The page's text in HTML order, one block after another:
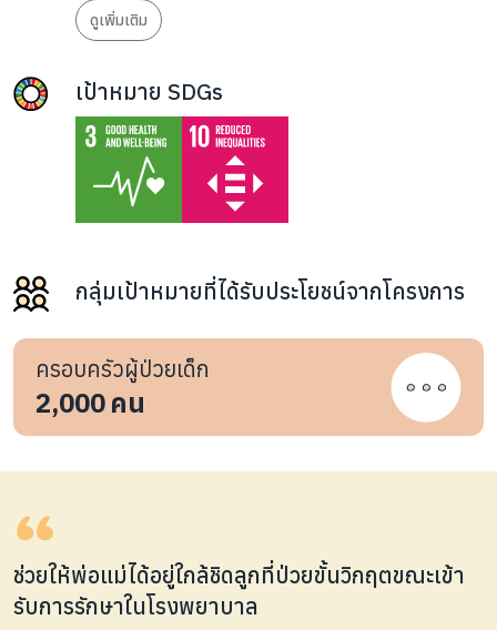
ดูเพิ่มเติม
เป้าหมาย SDGs
กลุ่มเป้าหมายที่ได้รับประโยชน์จากโครงการ
ครอบครัวผู้ป่วยเด็ก
2,000คน
ช่วยให้พ่อแม่ได้อยู่ใกล้ชิดลูกที่ป่วยขั้นวิกฤตขณะเข้า
รับการรักษาในโรงพยาบาล